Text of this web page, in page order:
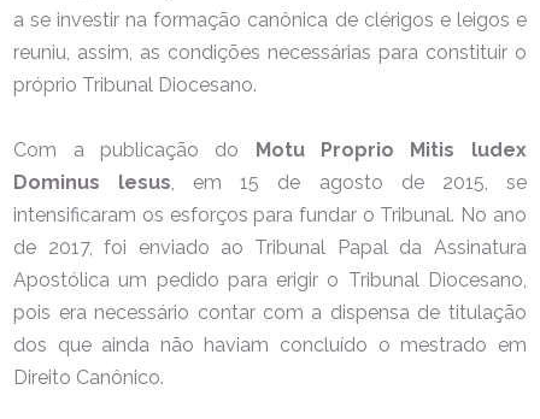
a se investir na formação canônica de clérigos e leigos e
reuniu, assim, as condições necessárias para constituir o
próprio Tribunal Diocesano.
Com a publicação do Motu Proprio Mitis ludex
Dominus lesus, em 15 de agosto de 2015, se
intensificaram os esforços para fundar o Tribunal. No ano
de 2017, foi enviado ao Tribunal Papal da Assinatura
Apostólica um pedido para erigir o Tribunal Diocesano,
pois era necessário contar com a dispensa de titulação
dos que ainda não haviam concluído o mestrado em
Direito Canônico.